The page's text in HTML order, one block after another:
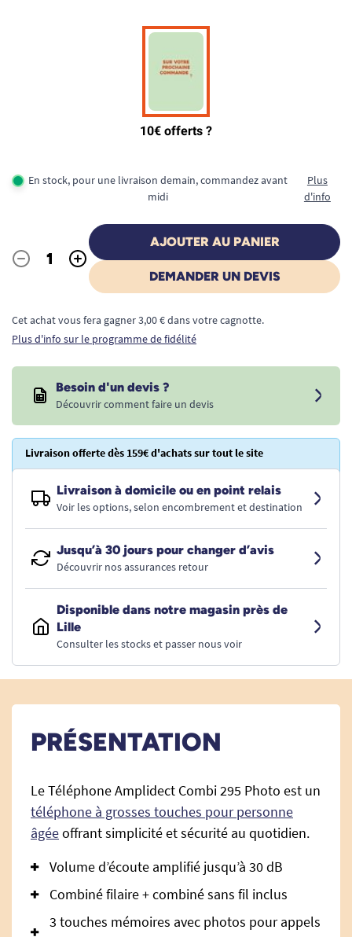
En stock, pour une livraison demain, commandez avant
midi
Plus
d'info
Quantité
- +
AJOUTER AU PANIER
DEMANDER UN DEVIS
Cet achat vous fera gagner 3,00 € dans votre cagnotte.
Plus d'info sur le programme de fidélité
Besoin d'un devis ?
Découvrir comment faire un devis
Livraison offerte dès 159€ d'achats sur tout le site
Livraison à domicile ou en point relais
Voir les options, selon encombrement et destination
Jusqu’à 30 jours pour changer d’avis
Découvrir nos assurances retour
Disponible dans notre magasin près de
Lille
Consulter les stocks et passer nous voir
PRÉSENTATION
Le Téléphone Amplidect Combi 295 Photo est un
téléphone à grosses touches pour personne
âgéeoffrant simplicité et sécurité au quotidien.
Volume d’écoute amplifié jusqu’à 30 dB
Combiné filaire + combiné sans fil inclus
3 touches mémoires avec photos pour appels